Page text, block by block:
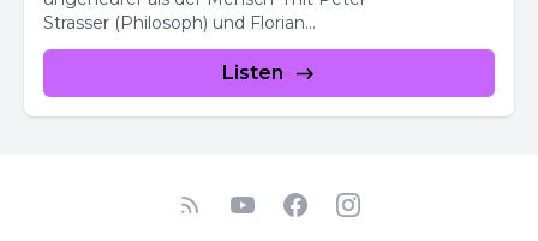
Strasser (Philosoph) und Florian
Scheuba (Kabarettist)...
Listen